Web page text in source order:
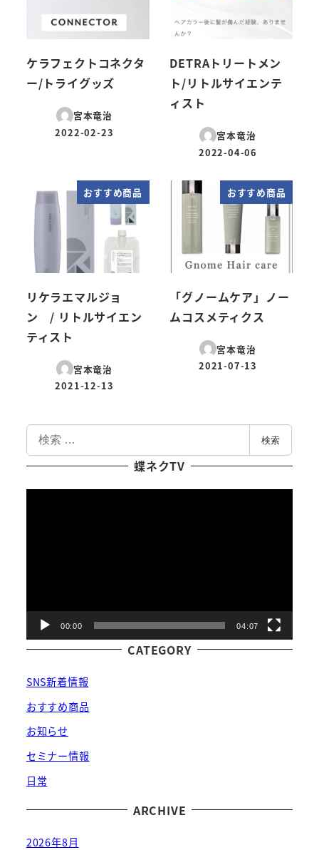
ケラフェクトコネクタ
ー/トライグッズ
宮本竜治
投稿日
2022-02-23
DETRAトリートメン
ト/リトルサイエンテ
ィスト
宮本竜治
投稿日
2022-04-06
おすすめ商品
リケラエマルジョ
ン / リトルサイエン
ティスト
宮本竜治
投稿日
2021-12-13
おすすめ商品
「グノームケア」ノー
ムコスメティクス
宮本竜治
投稿日
2021-07-13
索
検索
蝶ネクTV
00:00 04:07
CATEGORY
SNS新着情報
おすすめ商品
お知らせ
セミナー情報
日常
ARCHIVE
2026年8月